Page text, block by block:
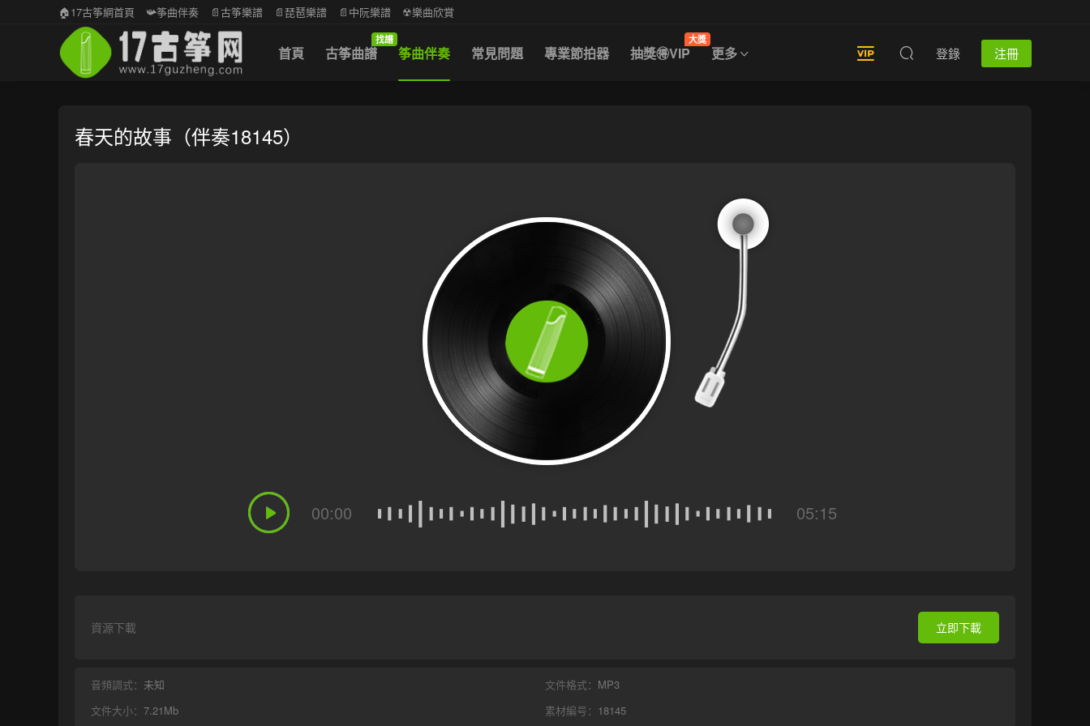
首頁 古筝曲譜
找譜
筝曲伴奏 常見問題 專業節拍器 抽獎🉐VIP
大獎
更多 登錄 注冊
🏠17古筝網首頁 📯筝曲伴奏 📄古筝樂譜 📄琵琶樂譜 📄中阮樂譜 ☢樂曲欣賞
春天的故事（伴奏18145）
00:00 05:15
資源下載 立即下載
音頻調式： 未知 文件格式： MP3
文件大小： 7.21Mb 素材編号： 18145